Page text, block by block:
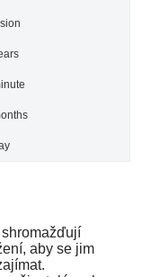
aby se jim